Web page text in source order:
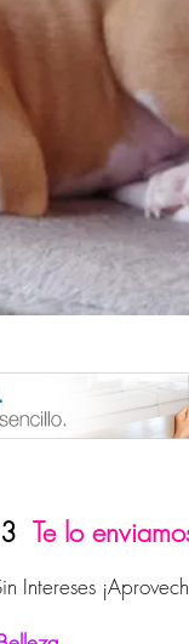
Te lo
Intereses